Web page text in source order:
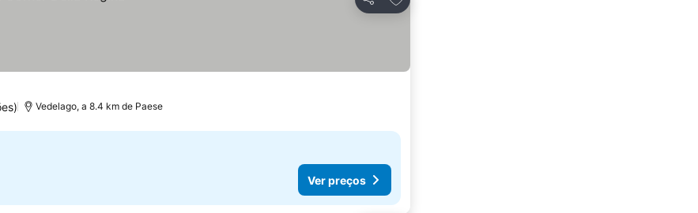
Partilhar
Vedelago, a 8.4 km de Paese
Ver preços